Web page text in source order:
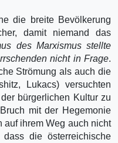
die breite Bevölkerung
damit niemand das
des Marxismus stellte
nicht in Frage.
Strömung als auch die
Lukacs) versuchten
bürgerlichen Kultur zu
mit der Hegemonie
auf ihrem Weg auch nicht
die österrei­chische